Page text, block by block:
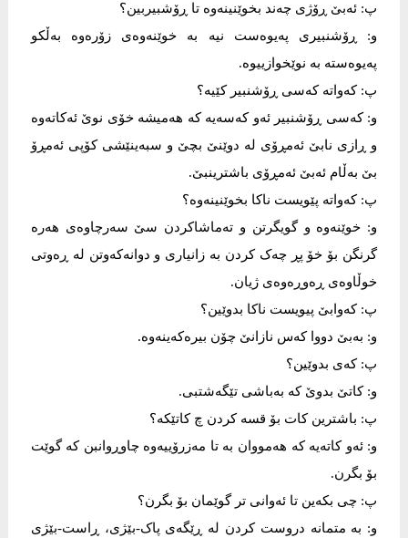
پ: ئەبێ ڕۆژی چەند بخوێنینەوە تا ڕۆشبیربین؟
و: ڕۆشنبیری پەیوەست نیە بە خوێنەوەی زۆرەوە بەڵکو
پەیوەستە بە نوێخوازییوە.
پ: کەواتە کەسی ڕۆشنبیر کێیە؟
و: کەسی ڕۆشنبیر ئەو کەسەیە کە هەمیشە خۆی نوێ ئەکاتەوە
و ڕازی نابێ ئەمڕۆی لە دوێنێ بچێ و سبەینێشی کۆپی ئەمڕۆ
بێ بەڵام ئەبێ ئەمڕۆی باشترینبێ.
پ: کەواتە پێویست ناکا بخوێنینەوە؟
و: خوێنەوە و گویگرتن و تەماشاکردن سێ سەرچاوەی هەرە
گرنگن بۆ خۆ پڕ چەک کردن بە زانیاری و دوانەکەوتن لە ڕەوتی
خوڵاوەی ڕەوڕەوەی ژیان.
پ: کەوابێ پیویست ناکا بدوێین؟
و: بەبێ دووا کەس نازانێ چۆن بیرەکەینەوە.
پ: کەی بدوێین؟
و: کاتێ بدوێ کە بەباشی تێگەشتبی.
پ: باشترین کات بۆ قسە کردن چ کاتێکە؟
و: ئەو کاتەیە کە هەمووان بە تا مەزرۆییەوە چاوڕوانبن کە گوێت
بۆ بگرن.
پ: چی بکەین تا ئەوانی تر گوێمان بۆ بگرن؟
و: بە متمانە دروست کردن لە ڕێگەی پاک-بێژی، ڕاست-بێژی